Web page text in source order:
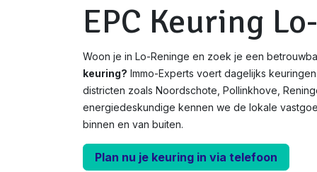
EPC Keuring
Woon je in Lo-Reninge en zoek je een
keuring? Immo-Experts voert dagelijks
districten zoals Noordschote, Pollinkhove,
energiedeskundige kennen we de lokale
binnen en van buiten.
Plan nu je keuring in via telefoon